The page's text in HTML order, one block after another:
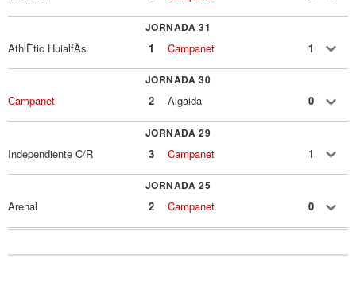
JORNADA 31
AthlÈtic HuialfÀs 1 Campanet 1
JORNADA 30
Campanet 2 Algaida 0
JORNADA 29
Independiente C/R 3 Campanet 1
JORNADA 25
Arenal 2 Campanet 0